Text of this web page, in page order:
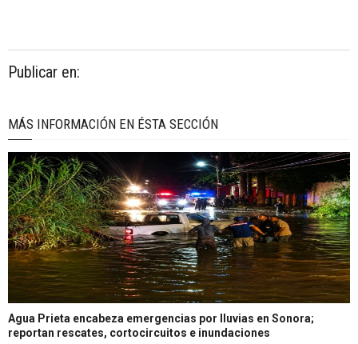
Publicar en:
MÁS INFORMACIÓN EN ÉSTA SECCIÓN
Agua Prieta encabeza emergencias por lluvias en Sonora;
reportan rescates, cortocircuitos e inundaciones